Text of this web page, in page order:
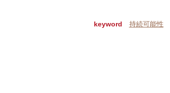
keyword 持続可能性